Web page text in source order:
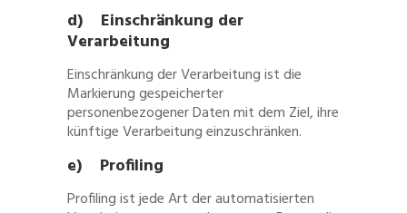
d) Einschränkung der
Verarbeitung
Einschränkung der Verarbeitung ist die
Markierung gespeicherter
personenbezogener Daten mit dem Ziel, ihre
künftige Verarbeitung einzuschränken.
e) Profiling
Profiling ist jede Art der automatisierten